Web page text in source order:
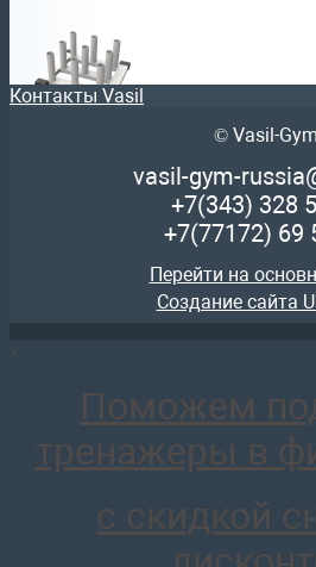
Vasil Gym Стойка для грифов
руб.
отложить
Контакты Vasil
© Vasil-Gym
vasil-gym-
+7(343) 328
+7(77172) 69
Перейти на
Создание сайта
×
Поможем
тренажеры в
с скидкой